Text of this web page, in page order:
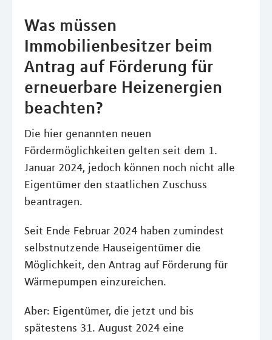
Was müssen
Immobilienbesitzer beim
Antrag auf Förderung für
erneuerbare Heizenergien
beachten?
Die hier genannten neuen
Fördermöglichkeiten gelten seit dem 1.
Januar 2024, jedoch können noch nicht alle
Eigentümer den staatlichen Zuschuss
beantragen.
Seit Ende Februar 2024 haben zumindest
selbstnutzende Hauseigentümer die
Möglichkeit, den Antrag auf Förderung für
Wärmepumpen einzureichen.
Aber: Eigentümer, die jetzt und bis
spätestens 31. August 2024 eine